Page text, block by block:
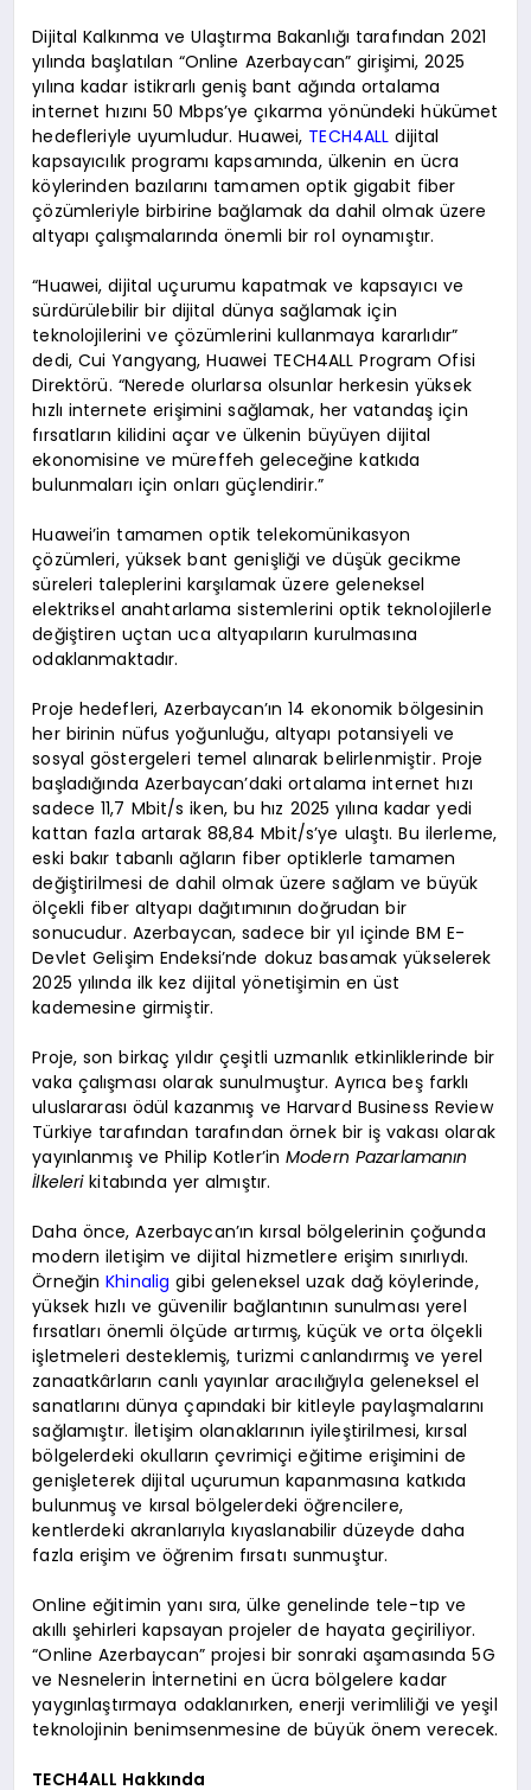
Dijital Kalkınma ve Ulaştırma Bakanlığı tarafından 2021
yılında başlatılan “Online Azerbaycan” girişimi, 2025
yılına kadar istikrarlı geniş bant ağında ortalama
internet hızını 50 Mbps’ye çıkarma yönündeki hükümet
hedefleriyle uyumludur. Huawei, TECH4ALL dijital
kapsayıcılık programı kapsamında, ülkenin en ücra
köylerinden bazılarını tamamen optik gigabit fiber
çözümleriyle birbirine bağlamak da dahil olmak üzere
altyapı çalışmalarında önemli bir rol oynamıştır.
“Huawei, dijital uçurumu kapatmak ve kapsayıcı ve
sürdürülebilir bir dijital dünya sağlamak için
teknolojilerini ve çözümlerini kullanmaya kararlıdır”
dedi, Cui Yangyang, Huawei TECH4ALL Program Ofisi
Direktörü. “Nerede olurlarsa olsunlar herkesin yüksek
hızlı internete erişimini sağlamak, her vatandaş için
fırsatların kilidini açar ve ülkenin büyüyen dijital
ekonomisine ve müreffeh geleceğine katkıda
bulunmaları için onları güçlendirir.”
Huawei’in tamamen optik telekomünikasyon
çözümleri, yüksek bant genişliği ve düşük gecikme
süreleri taleplerini karşılamak üzere geleneksel
elektriksel anahtarlama sistemlerini optik teknolojilerle
değiştiren uçtan uca altyapıların kurulmasına
odaklanmaktadır.
Proje hedefleri, Azerbaycan’ın 14 ekonomik bölgesinin
her birinin nüfus yoğunluğu, altyapı potansiyeli ve
sosyal göstergeleri temel alınarak belirlenmiştir. Proje
başladığında Azerbaycan’daki ortalama internet hızı
sadece 11,7 Mbit/s iken, bu hız 2025 yılına kadar yedi
kattan fazla artarak 88,84 Mbit/s’ye ulaştı. Bu ilerleme,
eski bakır tabanlı ağların fiber optiklerle tamamen
değiştirilmesi de dahil olmak üzere sağlam ve büyük
ölçekli fiber altyapı dağıtımının doğrudan bir
sonucudur. Azerbaycan, sadece bir yıl içinde BM E-
Devlet Gelişim Endeksi’nde dokuz basamak yükselerek
2025 yılında ilk kez dijital yönetişimin en üst
kademesine girmiştir.
Proje, son birkaç yıldır çeşitli uzmanlık etkinliklerinde bir
vaka çalışması olarak sunulmuştur. Ayrıca beş farklı
uluslararası ödül kazanmış ve Harvard Business Review
Türkiye tarafından tarafından örnek bir iş vakası olarak
yayınlanmış ve Philip Kotler’inModern Pazarlamanın
İlkelerikitabında yer almıştır.
Daha önce, Azerbaycan’ın kırsal bölgelerinin çoğunda
modern iletişim ve dijital hizmetlere erişim sınırlıydı.
ÖrneğinKhinalig gibi geleneksel uzak dağ köylerinde,
yüksek hızlı ve güvenilir bağlantının sunulması yerel
fırsatları önemli ölçüde artırmış, küçük ve orta ölçekli
işletmeleri desteklemiş, turizmi canlandırmış ve yerel
zanaatkârların canlı yayınlar aracılığıyla geleneksel el
sanatlarını dünya çapındaki bir kitleyle paylaşmalarını
sağlamıştır. İletişim olanaklarının iyileştirilmesi, kırsal
bölgelerdeki okulların çevrimiçi eğitime erişimini de
genişleterek dijital uçurumun kapanmasına katkıda
bulunmuş ve kırsal bölgelerdeki öğrencilere,
kentlerdeki akranlarıyla kıyaslanabilir düzeyde daha
fazla erişim ve öğrenim fırsatı sunmuştur.
Online eğitimin yanı sıra, ülke genelinde tele-tıp ve
akıllı şehirleri kapsayan projeler de hayata geçiriliyor.
“Online Azerbaycan” projesi bir sonraki aşamasında 5G
ve Nesnelerin İnternetini en ücra bölgelere kadar
yaygınlaştırmaya odaklanırken, enerji verimliliği ve yeşil
teknolojinin benimsenmesine de büyük önem verecek.
TECH4ALL Hakkında